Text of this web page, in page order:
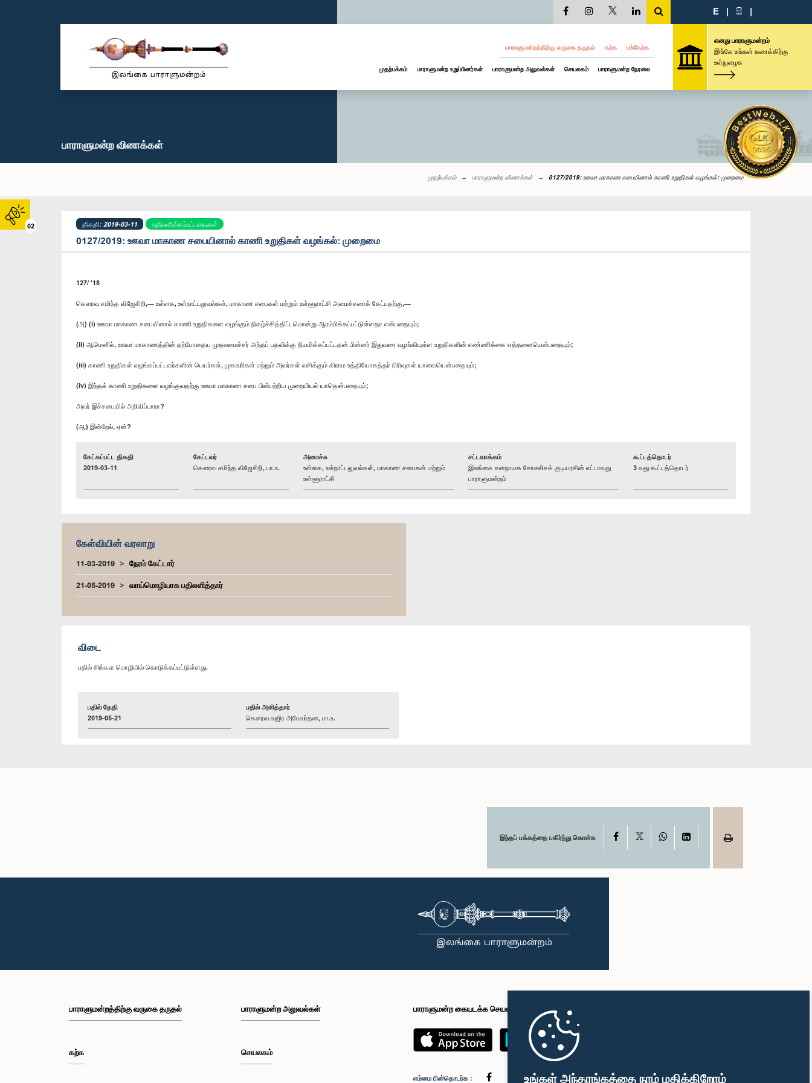
உங்கள் அந்தரங்கத்தை நாம் மதிக்கிறோம்
02
E | සි |
பாராளுமன்றத்திற்கு வருகை தருதல் கற்க பங்கேற்க
முதற்பக்கம் பாராளுமன்ற உறுப்பினர்கள் பாராளுமன்ற அலுவல்கள் செயலகம் பாராளுமன்ற நேரலை
எனது பாராளுமன்றம்
இங்கே உங்கள் கணக்கிற்கு
உள்நுழைக
பாராளுமன்ற வினாக்கள்
முதற்பக்கம் பாராளுமன்ற வினாக்கள் 0127/2019: ஊவா மாகாண சபையினால் காணி உறுதிகள் வழங்கல்: முறைமை
திகதி: 2019-03-11 பதிலளிக்கப்பட்டவைகள்
0127/2019: ஊவா மாகாண சபையினால் காணி உறுதிகள் வழங்கல்: முறைமை
127/ '18
கௌரவ சமிந்த விஜேசிறி,— உள்ளக, உள்நாட்டலுவல்கள், மாகாண சபைகள் மற்றும் உள்ளூராட்சி அமைச்சரைக் கேட்பதற்கு,—
(அ) (i) ஊவா மாகாண சபையினால் காணி உறுதிகளை வழங்கும் நிகழ்ச்சித்திட்டமொன்று ஆரம்பிக்கப்பட்டுள்ளதா என்பதையும்;
(ii) ஆமெனில், ஊவா மாகாணத்தின் தற்போதைய முதலமைச்சர் அந்தப் பதவிக்கு நியமிக்கப்பட்டதன் பின்னர் இதுவரை வழங்கியுள்ள உறுதிகளின் எண்ணிக்கை எத்தனையென்பதையும்;
(iii) காணி உறுதிகள் வழங்கப்பட்டவர்களின் பெயர்கள், முகவரிகள் மற்றும் அவர்கள் வசிக்கும் கிராம உத்தியோகத்தர் பிரிவுகள் யாவையென்பதையும்;
(iv) இந்தக் காணி உறுதிகளை வழங்குவதற்கு ஊவா மாகாண சபை பின்பற்றிய முறையியல் யாதென்பதையும்;
அவர் இச்சபையில் அறிவிப்பாரா?
(ஆ) இன்றேல், ஏன்?
கேட்கப்பட்ட திகதி
2019-03-11
கேட்டவர்
கௌரவ சமிந்த விஜேசிறி, பா.உ.
அமைச்சு
உள்ளக, உள்நாட்டலுவல்கள், மாகாண சபைகள் மற்றும்
உள்ளூராட்சி
சட்டவாக்கம்
இலங்கை சனநாயக சோசலிசக் குடியரசின் எட்டாவது
பாராளுமன்றம்
கூட்டத்தொடர்
3 வது கூட்டத்தொடர்
கேள்வியின் வரலாறு
11-03-2019
நேரம் கேட்டார்
21-05-2019
வாய்மொழியாக பதிலளித்தார்
விடை
பதில் சிங்கள மொழியில் கொடுக்கப்பட்டுள்ளது.
பதில் தேதி
2019-05-21
பதில் அளித்தார்
கௌரவ வஜிர அபேவர்தன, பா.உ.
இந்தப் பக்கத்தை பகிர்ந்து கொள்க Facebook WhatsAppLinkedIn
பாராளுமன்றத்திற்கு வருகை தருதல்
கற்க
பாராளுமன்ற அலுவல்கள்
செயலகம்
பாராளுமன்ற கையடக்க செயலி
எம்மை பின்தொடர்க :